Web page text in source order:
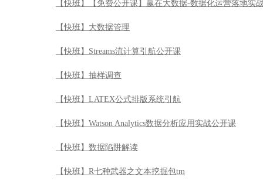
【快班】【免费公开课】赢在大数据-数据化运营落地实
【快班】大数据管理
【快班】Streams流计算引航公开课
【快班】抽样调查
【快班】LATEX公式排版系统引航
【快班】Watson Analytics数据分析应用实战公开课
【快班】数据陷阱解读
【快班】R七种武器之文本挖掘包tm